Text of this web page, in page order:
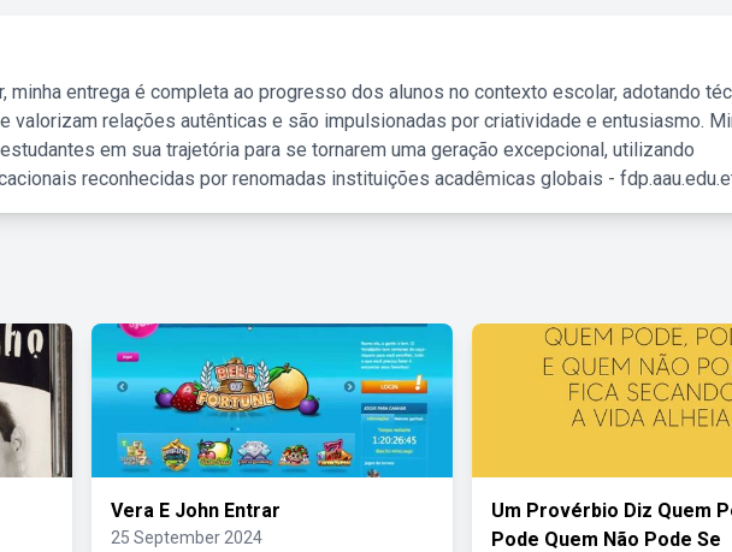
minha entrega é completa ao progresso dos alunos no contexto escolar, adotando
valorizam relações autênticas e são impulsionadas por criatividade e entusiasmo.
em sua trajetória para se tornarem uma geração excepcional, utilizando
reconhecidas por renomadas instituições acadêmicas globais -
Vera E John Entrar
25 September 2024
Um Provérbio Diz Quem
Pode Quem Não Pode Se